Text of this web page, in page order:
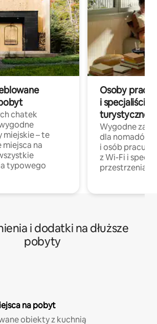
chatek
– te
na
typowego
Osoby
i specjaliści z
turystycznej
Wygodne
dla nomadów
i osób
z Wi-Fi i
przestrzenią
i dodatki na dłuższe
pobyty
na pobyt
obiekty z kuchnią